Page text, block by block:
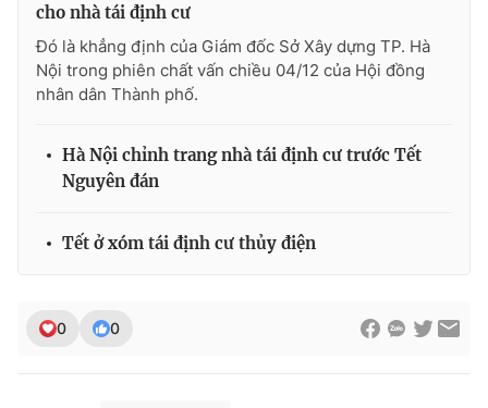
Video
VTV Money VTV Thể thao
VTV Sức khoẻ Bất động sản
VTV9
cho nhà tái định cư
Đó là khẳng định của Giám đốc Sở Xây dựng TP. Hà
Nội trong phiên chất vấn chiều 04/12 của Hội đồng
nhân dân Thành phố.
Hà Nội chỉnh trang nhà tái định cư trước Tết
Nguyên đán
Tết ở xóm tái định cư thủy điện
0 0